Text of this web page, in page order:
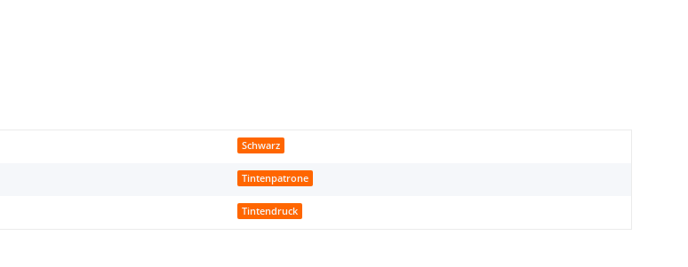
Schwarz
Tintenpatrone
Tintendruck